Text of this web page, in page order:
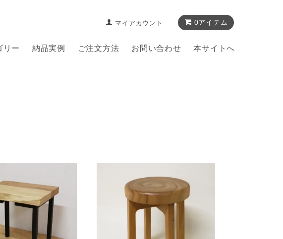
0アイテム
マイアカウント
リー 納品実例 ご注文方法 お問い合わせ 本サイトへ